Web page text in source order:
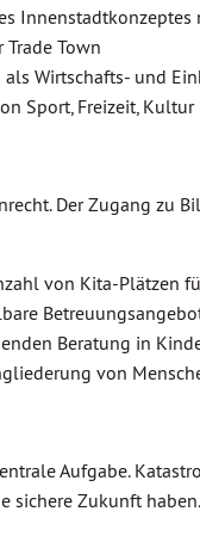
Town
als Wirtschafts- und
Sport, Freizeit,
Der Zugang zu
von Kita-Plätzen
Beratung in
von
Aufgabe.
sichere Zukunft